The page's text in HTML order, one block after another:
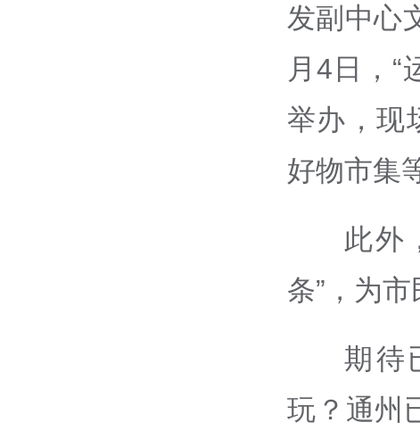
发副中心
月4日，
举办，现
好物市集
此外
条”，为
期待
玩？通州